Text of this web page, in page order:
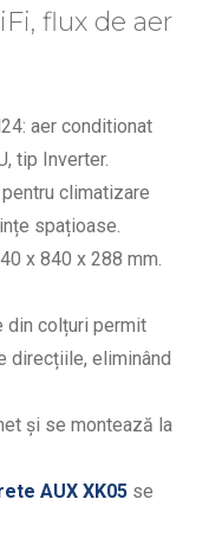
flux de aer
aer conditionat
tip Inverter.
climatizare
spațioase.
x 840 x 288 mm.
din colțuri permit
direcțiile, eliminând
și se montează la
AUX XK05 se